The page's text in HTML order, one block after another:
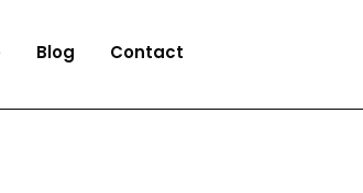
Blog Contact